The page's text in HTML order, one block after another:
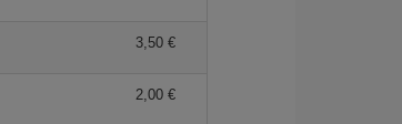
3,50 €
2,00 €